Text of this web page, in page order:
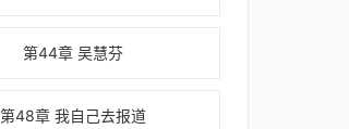
第44章 吴慧芬
第48章 我自己去报道